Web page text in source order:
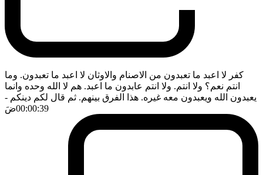
كفر لا اعبد ما تعبدون من الاصنام والاوثان لا اعبد ما تعبدون. وما
انتم نعم؟ ولا انتم. ولا انتم عابدون ما اعبد. هم لا الله وحده وانما
يعبدون الله ويعبدون معه غيره. هذا الفرق بينهم. ثم قال لكم دينكم -
00:00:39ضَ